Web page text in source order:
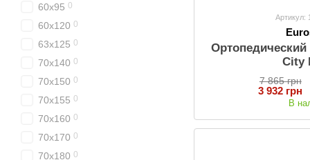
Артикул:
City
7 865 грн
3 932 грн
В
60х95 0
60х120 0
63х125 0
70х140 0
70х150 0
70х155 0
70х160 0
70х170 0
70х180 0